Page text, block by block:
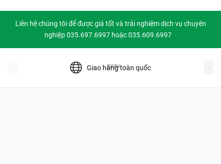
Liên hệ chúng tôi để được giá tốt và trải nghiệm dịch vụ chuyên
nghiệp 035.697.6997 hoặc 035.609.6997
Giao hàng toàn quốc
prev